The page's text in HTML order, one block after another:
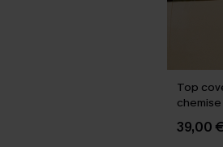
Top
39,00 €